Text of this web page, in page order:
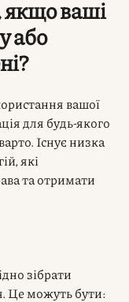
якщо ваші
або
вашої
для будь-якого
Існує низка
які
та отримати
зібрати
Це можуть бути: